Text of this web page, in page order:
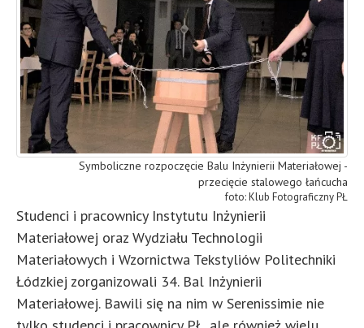
Symboliczne rozpoczęcie Balu Inżynierii Materiałowej -
przecięcie stalowego łańcucha
Klub Fotograficzny PŁ
Studenci i pracownicy Instytutu Inżynierii
Materiałowej oraz Wydziału Technologii
Materiałowych i Wzornictwa Tekstyliów Politechniki
Łódzkiej zorganizowali 34. Bal Inżynierii
Materiałowej. Bawili się na nim w Serenissimie nie